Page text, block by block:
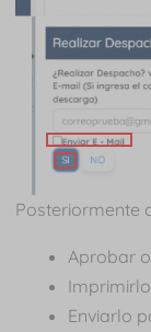
Posteriormente
Aprobar
Enviarlo